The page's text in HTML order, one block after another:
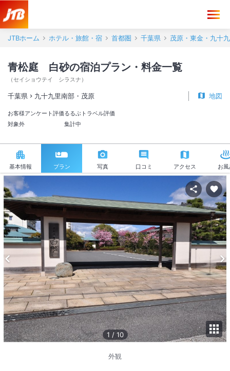
JTBホーム ホテル・旅館・宿 首都圏 千葉県 茂原・東金・九十
青松庭 白砂の宿泊プラン・料金一覧
（ セイショウテイ シラスナ ）
千葉県 九十九里南部・茂原 地図
お客様アンケート評価
対象外
るるぶトラベル評価
集計中
基本情報 プラン 写真 口コミ アクセス お
1 / 10
外観